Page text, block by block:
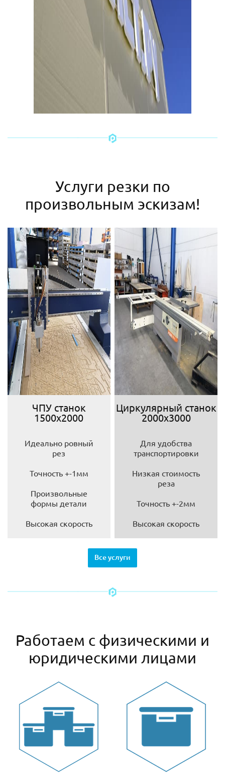
Услуги резки по
произвольным эскизам!
ЧПУ станок
1500х2000
Идеально ровный
рез
Точность +-1мм
Произвольные
формы детали
Высокая скорость
Циркулярный станок
2000х3000
Для удобства
транспортировки
Низкая стоимость
реза
Точность +-2мм
Высокая скорость
Все услуги
Работаем с физическими и
юридическими лицами